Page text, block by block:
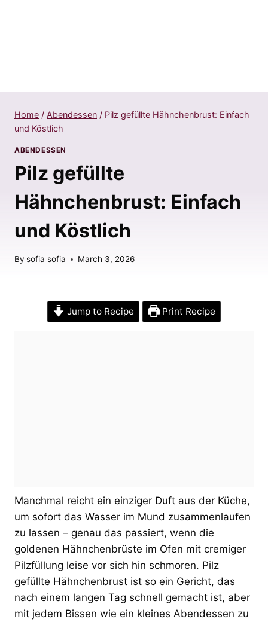
Home / Abendessen / Pilz gefüllte Hähnchenbrust: Einfach
und Köstlich
ABENDESSEN
Pilz gefüllte
Hähnchenbrust: Einfach
und Köstlich
By sofia sofia March 3, 2026
Jump to Recipe Print Recipe
Manchmal reicht ein einziger Duft aus der Küche,
um sofort das Wasser im Mund zusammenlaufen
zu lassen – genau das passiert, wenn die
goldenen Hähnchenbrüste im Ofen mit cremiger
Pilzfüllung leise vor sich hin schmoren. Pilz
gefüllte Hähnchenbrust ist so ein Gericht, das
nach einem langen Tag schnell gemacht ist, aber
mit jedem Bissen wie ein kleines Abendessen zu